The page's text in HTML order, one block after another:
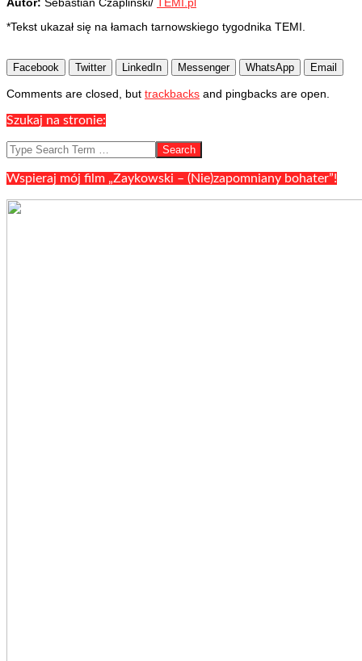
*Tekst ukazał się na łamach tarnowskiego tygodnika TEMI.
Facebook Twitter LinkedIn Messenger WhatsApp Email
06-
29
Comments are closed, but trackbacks and pingbacks are open.
Szukaj na stronie:
Search
Wspieraj mój film „Zaykowski – (Nie)zapomniany bohater”!